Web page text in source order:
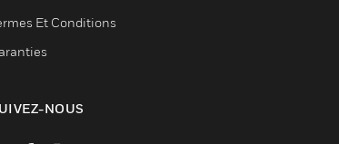
Et Conditions
NOUS